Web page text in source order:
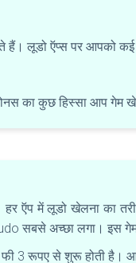
हैं। लूडो ऍप्स पर आपको
का कुछ हिस्सा आप
में लूडो खेलना का
सबसे अच्छा लगा। इस गेम
3 रूपए से शुरू होती है।